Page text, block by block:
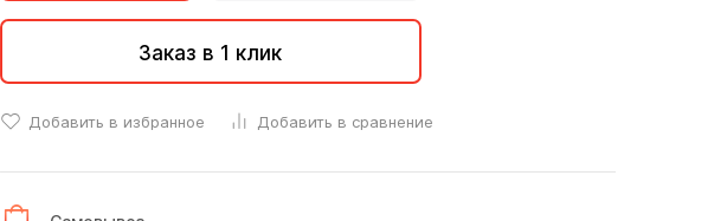
Заказ в 1 клик
Добавить в избранное Добавить в сравнение